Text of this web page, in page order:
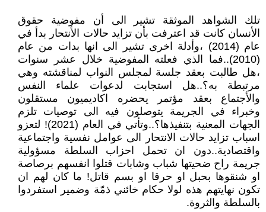
تلك الشواهد الموثقة تشير الى أن مفوضية حقوق
الأنسان كانت قد اعترفت بأن تزايد حالات الأنتحار بدأ في
عام (2014) ،وأدلة اخرى تشير الى انها بدات من عام
(2010)..فما الذي فعلته المفوضية خلال عشر سنوات
،هل طالبت بعقد جلسة لمجلس النواب لمناقشته وهي
مرتبطة به؟..هل استجابت لدعوات علماء النفس
والأجتماع بعقد مؤتمر يحضره اكاديميون مستقلون
وخبراء في الجريمة يتوصلون فيه الى توصيات تلزم
الجهات المعنية بتنفيذها؟..وتأتي في العام (2021)! لتعزو
اسباب تزايد حالات الانتحار الى عوامل نفسية واجتماعية
واقتصادية..دون ان تحمل احزاب السلطة مسؤولية
جريمة راح ضحيتها شباب وشابات قتلوا انفسهم برصاصة
او شنقوها بحبل او حرقا او بسم قاتل! ما كان لهم ان
تكون نهايتهم هذه لولا حكام خائني ذمّة وضمير استفردوا
بالسلطة والثروة.